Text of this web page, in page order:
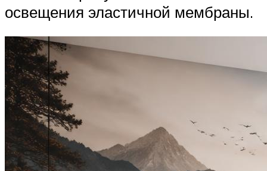
освещения эластичной мембраны.